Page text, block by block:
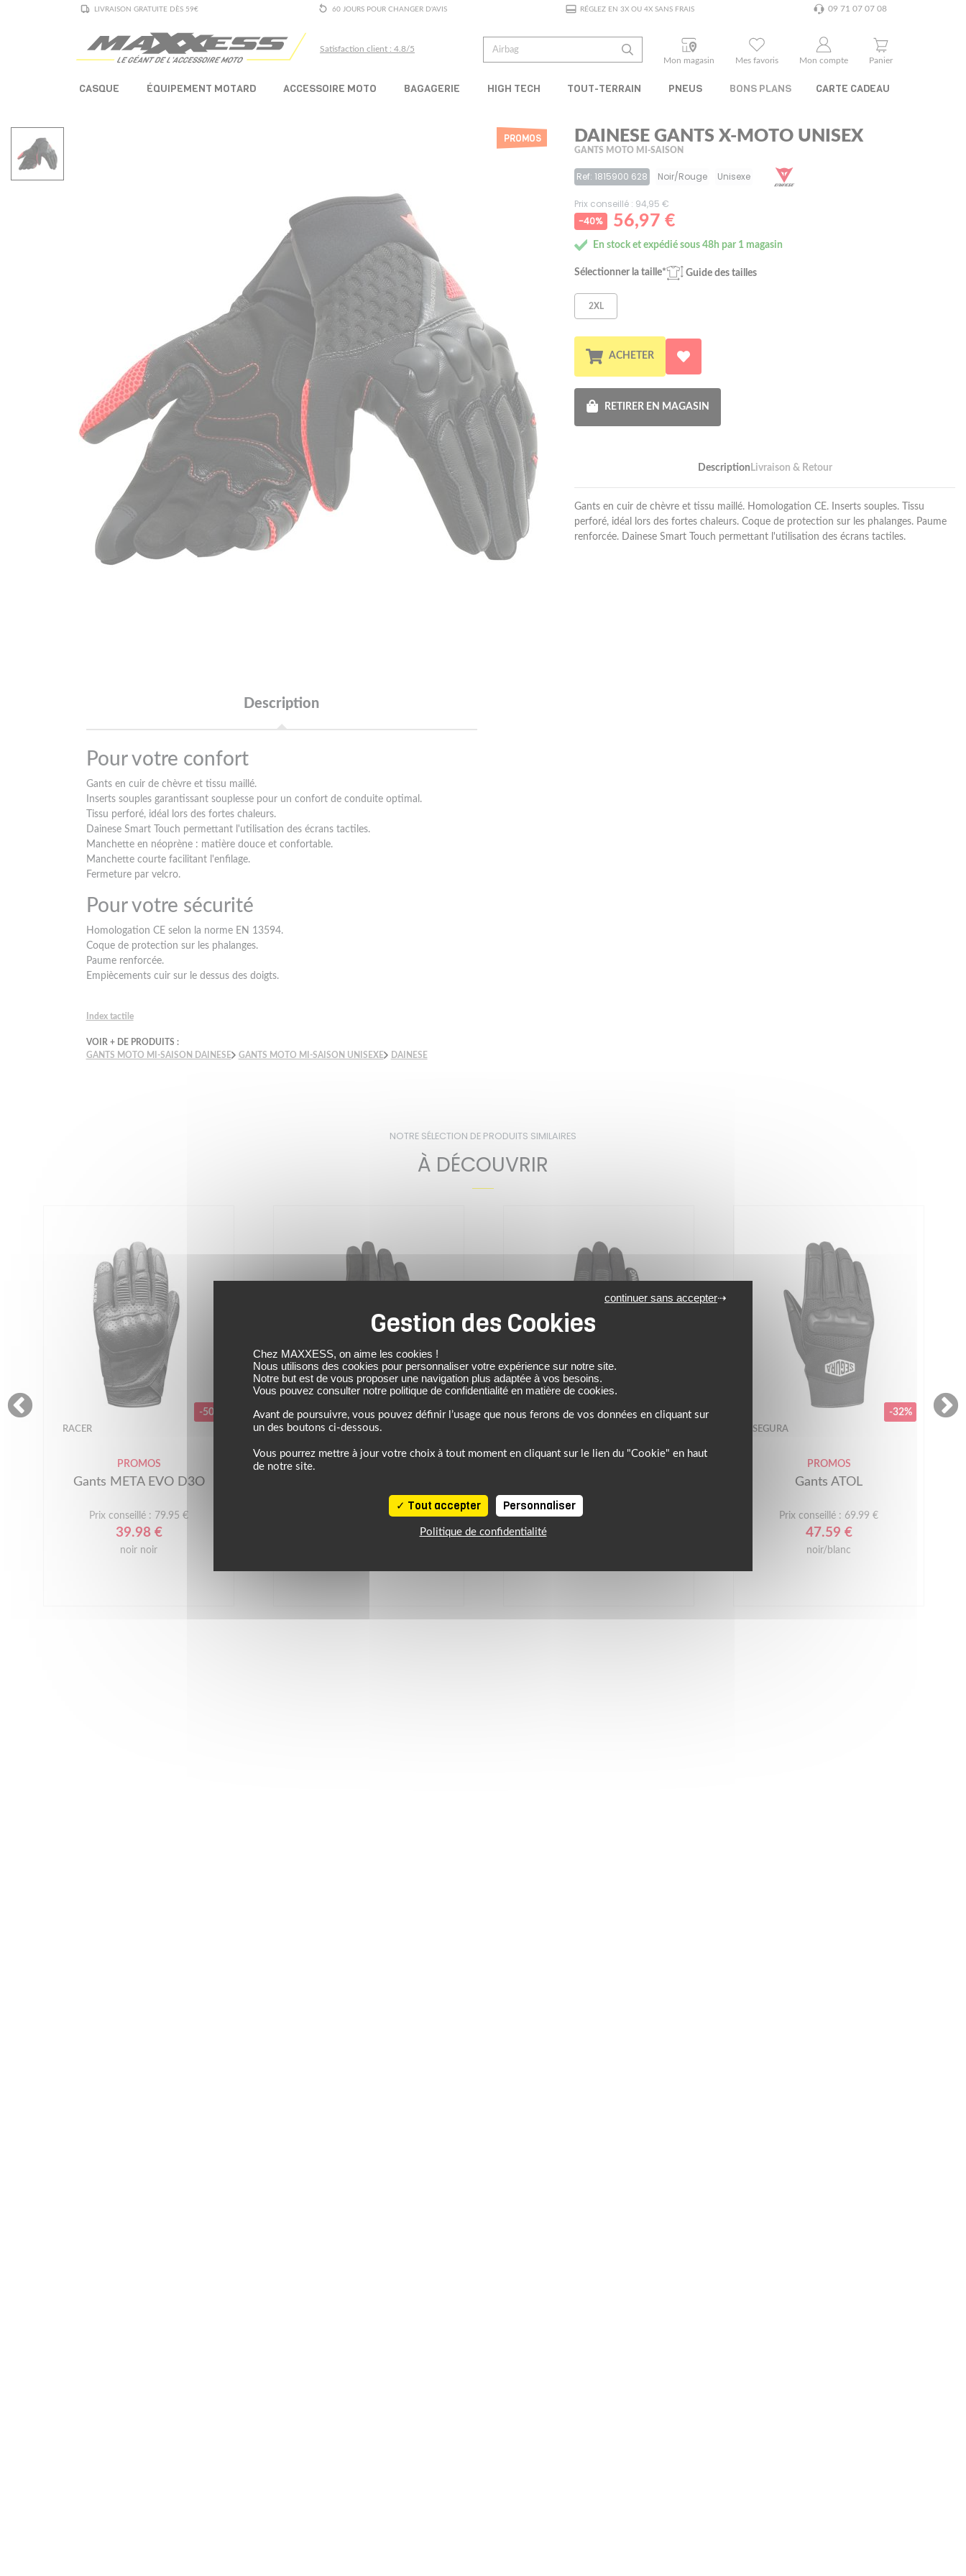
LIVRAISON GRATUITE DÈS 59€ 60 JOURS POUR CHANGER D'AVIS RÉGLEZ EN 3X OU 4X SANS FRAIS 09 71 07 07 08
Satisfaction client : 4.8/5
Mon magasin
Mes favoris Mon compte Panier
CASQUE ÉQUIPEMENT MOTARD ACCESSOIRE MOTO BAGAGERIE HIGH TECH TOUT-TERRAIN PNEUS BONS PLANS CARTE CADEAU
PROMOS
Description
Pour votre confort
Gants en cuir de chèvre et tissu maillé.
Inserts souples garantissant souplesse pour un confort de conduite optimal.
Tissu perforé, idéal lors des fortes chaleurs.
Dainese Smart Touch permettant l'utilisation des écrans tactiles.
Manchette en néoprène : matière douce et confortable.
Manchette courte facilitant l'enfilage.
Fermeture par velcro.
Pour votre sécurité
Homologation CE selon la norme EN 13594.
Coque de protection sur les phalanges.
Paume renforcée.
Empiècements cuir sur le dessus des doigts.
Index tactile
VOIR + DE PRODUITS :
GANTS MOTO MI-SAISON DAINESE
GANTS MOTO MI-SAISON UNISEXE DAINESE
DAINESE GANTS X-MOTO UNISEX
GANTS MOTO MI-SAISON
Ref: 1815900 628 Noir/Rouge Unisexe
Prix conseillé : 94,95 €
-40%
56,97 €
En stock et expédié sous 48h par 1 magasin
Sélectionner la taille* Guide des tailles
2XL
ACHETER
RETIRER EN MAGASIN
Description Livraison & Retour
Gants en cuir de chèvre et tissu maillé. Homologation CE. Inserts souples. Tissu
perforé, idéal lors des fortes chaleurs. Coque de protection sur les phalanges. Paume
renforcée. Dainese Smart Touch permettant l'utilisation des écrans tactiles.
NOTRE SÉLECTION DE PRODUITS SIMILAIRES
À DÉCOUVRIR
-50%
RACER
PROMOS
Gants META EVO D3O
Prix conseillé : 79.95 €
39.98 €
noir noir
-20%
SEGURA
Prix conseillé : 79.99 €
-32%
SEGURA
PROMOS
Gants ATOL
Prix conseillé : 69.99 €
47.59 €
noir/blanc
Chez MAXXESS, on aime les cookies !
Nous utilisons des cookies pour personnaliser votre expérience sur notre site.
Notre but est de vous proposer une navigation plus adaptée à vos besoins.
Vous pouvez consulter notre politique de confidentialité en matière de cookies.
Avant de poursuivre, vous pouvez définir l’usage que nous ferons de vos données en cliquant sur
un des boutons ci-dessous.
Vous pourrez mettre à jour votre choix à tout moment en cliquant sur le lien du "Cookie" en haut
de notre site.
Tout accepter
continuer sans accepter
Personnaliser
Politique de confidentialité